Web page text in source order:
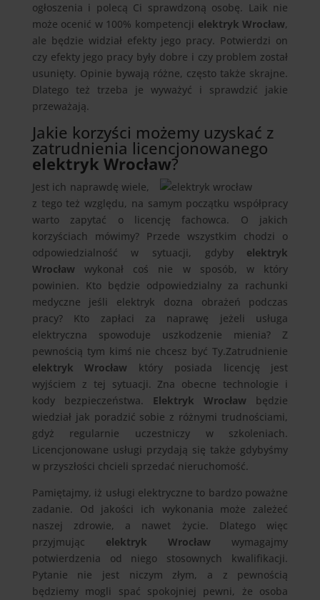
ogłoszenia i polecą Ci sprawdzoną osobę. Laik nie
może ocenić w 100% kompetencji elektryk Wrocław,
ale będzie widział efekty jego pracy. Potwierdzi on
czy efekty jego pracy były dobre i czy problem został
usunięty. Opinie bywają różne, często także skrajne.
Dlatego też trzeba je wyważyć i sprawdzić jakie
przeważają.
Jakie korzyści możemy uzyskać z
zatrudnienia licencjonowanego
elektryk Wrocław?
Jest ich naprawdę wiele,
z tego też względu, na samym początku współpracy
warto zapytać o licencję fachowca. O jakich
korzyściach mówimy? Przede wszystkim chodzi o
odpowiedzialność w sytuacji, gdyby elektryk
Wrocław wykonał coś nie w sposób, w który
powinien. Kto będzie odpowiedzialny za rachunki
medyczne jeśli elektryk dozna obrażeń podczas
pracy? Kto zapłaci za naprawę jeżeli usługa
elektryczna spowoduje uszkodzenie mienia? Z
pewnością tym kimś nie chcesz być Ty.Zatrudnienie
elektryk Wrocław który posiada licencję jest
wyjściem z tej sytuacji. Zna obecne technologie i
kody bezpieczeństwa. Elektryk Wrocław będzie
wiedział jak poradzić sobie z różnymi trudnościami,
gdyż regularnie uczestniczy w szkoleniach.
Licencjonowane usługi przydają się także gdybyśmy
w przyszłości chcieli sprzedać nieruchomość.
Pamiętajmy, iż usługi elektryczne to bardzo poważne
zadanie. Od jakości ich wykonania może zależeć
naszej zdrowie, a nawet życie. Dlatego więc
przyjmując elektryk Wrocławwymagajmy
potwierdzenia od niego stosownych kwalifikacji.
Pytanie nie jest niczym złym, a z pewnością
będziemy mogli spać spokojniej pewni, że osoba